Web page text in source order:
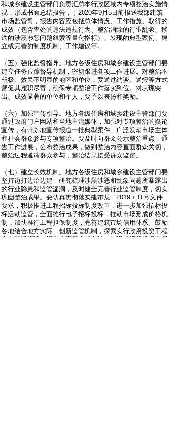
和城乡建设主管部门负责汇总本行政区域内专项整治实施情
况，形成书面总结报告，于2020年9月5日前报送我部建筑
市场监管司，报告内容应包括总体情况、工作措施、取得的
成效（包含查处的违法违规行为、整治消除的行业乱象、移
送的涉黑涉恶问题线索等量化指标）、发现的典型案例、建
立或完善的制度机制、工作建议等。
（五）强化监督指导。地方各级住房和城乡建设主管部门要
建立任务跟踪督导机制，密切跟进各项工作进展。对整治不
积极、效果不明显的地区和单位，要通过约谈、通报等方式
督促其履职尽责，确保专项整治工作落实到位。对表现突
出、成效显著的单位和个人，要予以表扬和奖励。
（六）加强宣传引导。地方各级住房和城乡建设主管部门要
通过政府门户网站和当地主流媒体，加强对专项整治的舆论
宣传，有计划地宣传报道一批典型案件，广泛发动市场主体
和社会群众参与专项整治。要及时向群众公示整治重点，通
告工作进展，公布整治成果，做到整治内容直面群众关切，
整治过程邀请群众参与，整治结果接受群众监督。
（七）建立长效机制。地方各级住房和城乡建设主管部门要
坚持边打边治边建，研究梳理涉黑涉恶和乱象问题所暴露出
的行业隐患和监管漏洞，及时健全完善行业监管制度，切实
巩固整治成果。要认真贯彻落实建市规﹝2019﹞11号文件
要求，积极推进工程招标投标制度改革，进一步加强招标投
标活动监管，全面推行电子招标投标，推动市场形成价格机
制，加快推行工程担保制度，完善建筑市场信用体系。鼓励
各地结合地方实际，创新监管机制，探索实行政府投资工程
集中建设管理、评定分离等方式方法，加强对招标投标交易